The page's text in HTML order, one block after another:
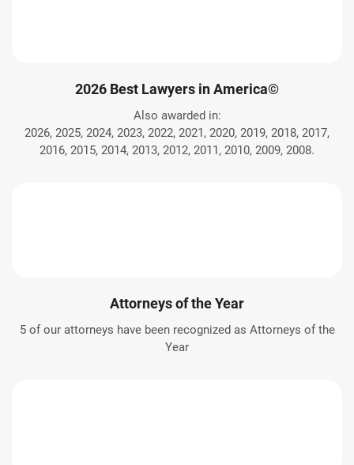
2026 Best Lawyers in America©
Also awarded in:
2026, 2025, 2024, 2023, 2022, 2021, 2020, 2019, 2018, 2017,
2016, 2015, 2014, 2013, 2012, 2011, 2010, 2009, 2008.
Attorneys of the Year
5 of our attorneys have been recognized as Attorneys of the
Year